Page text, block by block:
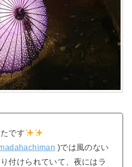
です
)では風のない
付けられていて、夜にはラ